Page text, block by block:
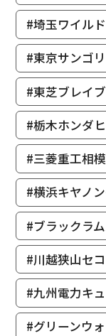
#埼玉ワイル
#東京サンゴ
#東芝ブレイ
#栃木ホンダ
#三菱重工相
#横浜キヤノ
#ブラックラ
#川越狭山セ
#九州電力キ
#グリーンウ